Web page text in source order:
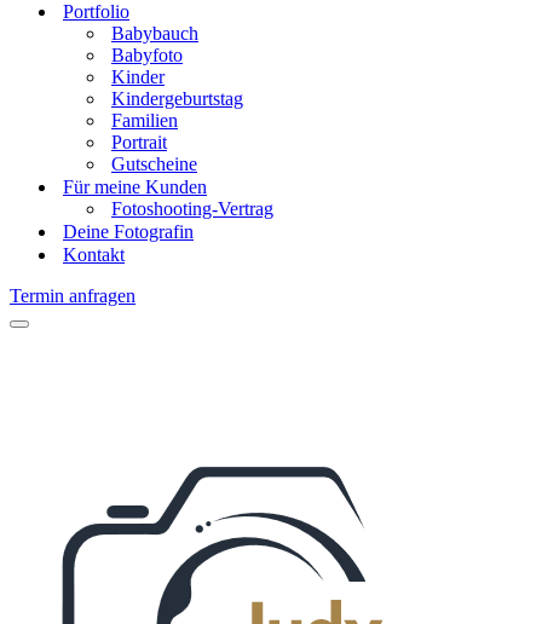
Portfolio
Babybauch
Babyfoto
Kinder
Kindergeburtstag
Familien
Portrait
Gutscheine
Für meine Kunden
Fotoshooting-Vertrag
Deine Fotografin
Kontakt
Termin anfragen
Navigationsmenü